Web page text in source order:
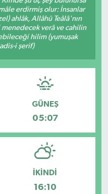
erdirmiş olur: İnsanlar
ahlâk, Allâhü Teâlâ'nın
menedecek verâ ve cahilin
hilim (yumuşak
i şerif)
GÜNEŞ
05:07
İKINDI
16:10